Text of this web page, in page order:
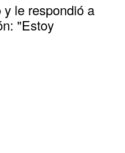
le respondió a
"Estoy